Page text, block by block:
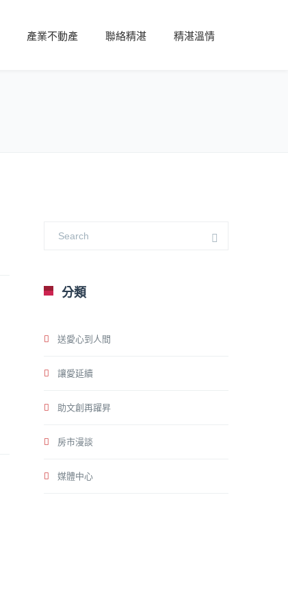
產業不動產 聯絡精湛 精湛溫情
分類
送愛心到人間
讓愛延續
助文創再躍昇
房市漫談
媒體中心